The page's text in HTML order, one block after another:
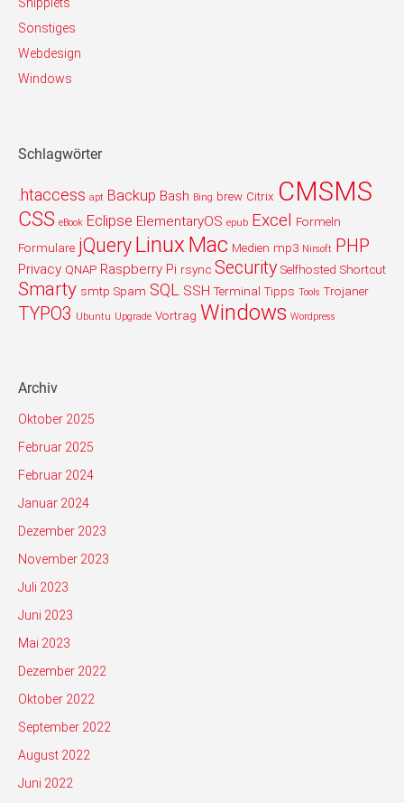
Sonstiges
Webdesign
Windows
Schlagwörter
.htaccess apt Backup Bash Bing brew Citrix CMSMS
CSS eBook Eclipse ElementaryOS epub Excel Formeln
Formulare jQuery Linux Mac Medien mp3 Nirsoft PHP
Privacy QNAP Raspberry Pi rsync Security Selfhosted Shortcut
Smarty smtp Spam SQL SSH Terminal Tipps Tools Trojaner
TYPO3 Ubuntu Upgrade Vortrag Windows Wordpress
Archiv
Oktober 2025
Februar 2025
Februar 2024
Januar 2024
Dezember 2023
November 2023
Juli 2023
Juni 2023
Mai 2023
Dezember 2022
Oktober 2022
September 2022
August 2022
Juni 2022